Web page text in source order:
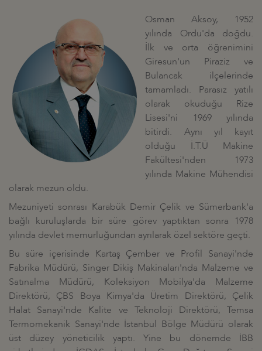
Osman Aksoy, 1952
yılında Ordu'da doğdu.
İlk ve orta öğrenimini
Giresun'un Piraziz ve
Bulancak ilçelerinde
tamamladı. Parasız yatılı
olarak okuduğu Rize
Lisesi'ni 1969 yılında
bitirdi. Aynı yıl kayıt
olduğu İ.T.Ü Makine
Fakültesi'nden 1973
yılında Makine Mühendisi
olarak mezun oldu.
Mezuniyeti sonrası Karabük Demir Çelik ve Sümerbank'a
bağlı kuruluşlarda bir süre görev yaptıktan sonra 1978
yılında devlet memurluğundan ayrılarak özel sektöre geçti.
Bu süre içerisinde Kartaş Çember ve Profil Sanayi'nde
Fabrika Müdürü, Singer Dikiş Makinaları'nda Malzeme ve
Satınalma Müdürü, Koleksiyon Mobilya'da Malzeme
Direktörü, ÇBS Boya Kimya'da Üretim Direktörü, Çelik
Halat Sanayi'nde Kalite ve Teknoloji Direktörü, Temsa
Termomekanik Sanayi'nde İstanbul Bölge Müdürü olarak
üst düzey yöneticilik yaptı. Yine bu dönemde İBB